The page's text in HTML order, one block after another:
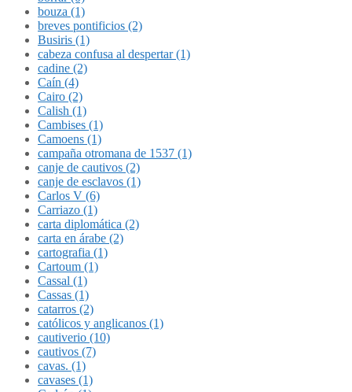
bouza (1)
breves pontificios (2)
Busiris (1)
cabeza confusa al despertar (1)
cadine (2)
Caín (4)
Cairo (2)
Calish (1)
Cambises (1)
Camoens (1)
campaña otromana de 1537 (1)
canje de cautivos (2)
canje de esclavos (1)
Carlos V (6)
Carriazo (1)
carta diplomática (2)
carta en árabe (2)
cartografia (1)
Cartoum (1)
Cassal (1)
Cassas (1)
catarros (2)
católicos y anglicanos (1)
cautiverio (10)
cautivos (7)
cavas. (1)
cavases (1)